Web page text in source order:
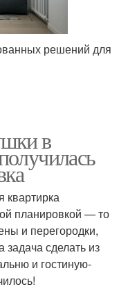
решений для
в
квартирка
планировкой — то
и перегородки,
сделать из
и гостиную-